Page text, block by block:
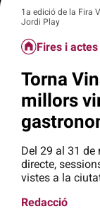
1a edició de la Fira
Jordi Play
Fires i actes
Torna
millors
Del 29 al 31 de
directe,
vistes a la
Redacció